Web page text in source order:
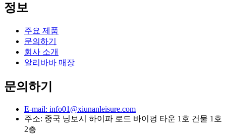
정보
주요 제품
문의하기
회사 소개
알리바바 매장
문의하기
E-mail: info01@xiunanleisure.com
주소: 중국 닝보시 하이파 로드 바이펑 타운 1호 건물 1호
2층